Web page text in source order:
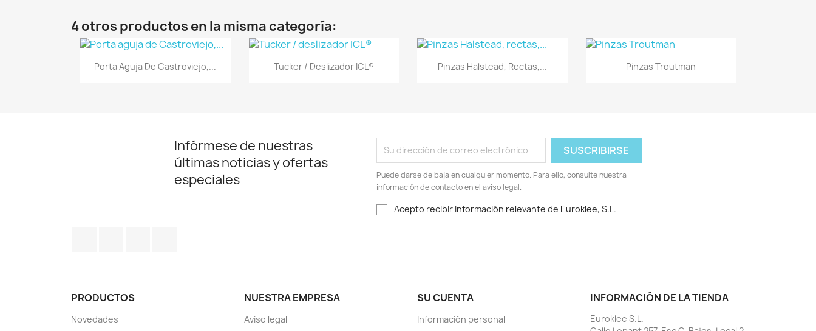
4 otros productos en la misma categoría:
Vista rápida
Porta Aguja De Castroviejo,...  Vista rápida
Tucker / Deslizador ICL® Vista rápida
Pinzas Halstead, Rectas,... Vista rápida
Pinzas Troutman
Infórmese de nuestras
últimas noticias y ofertas
especiales
Puede darse de baja en cualquier momento. Para ello, consulte nuestra
información de contacto en el aviso legal.
Acepto recibir información relevante de Euroklee, S.L.
PRODUCTOS
Novedades
NUESTRA EMPRESA
Aviso legal
SU CUENTA
Información personal
INFORMACIÓN DE LA TIENDA
Euroklee S.L.